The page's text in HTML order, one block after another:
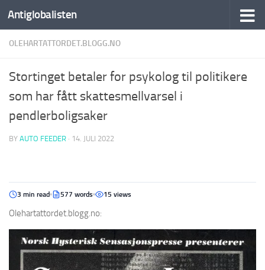
Antiglobalisten
OLEHARTATTORDET.BLOGG.NO
Stortinget betaler for psykolog til politikere
som har fått skattesmellvarsel i
pendlerboligsaker
BY AUTO FEEDER · 14. JULI 2022
3 min read 577 words 15 views
Olehartattordet.blogg.no: